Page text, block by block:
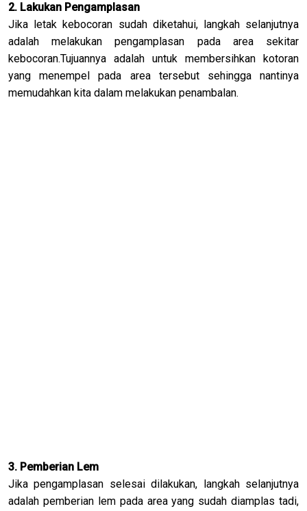
2. Lakukan Pengamplasan
Jika letak kebocoran sudah diketahui, langkah selanjutnya
adalah melakukan pengamplasan pada area sekitar
kebocoran.Tujuannya adalah untuk membersihkan kotoran
yang menempel pada area tersebut sehingga nantinya
memudahkan kita dalam melakukan penambalan.
3. Pemberian Lem
Jika pengamplasan selesai dilakukan, langkah selanjutnya
adalah pemberian lem pada area yang sudah diamplas tadi,